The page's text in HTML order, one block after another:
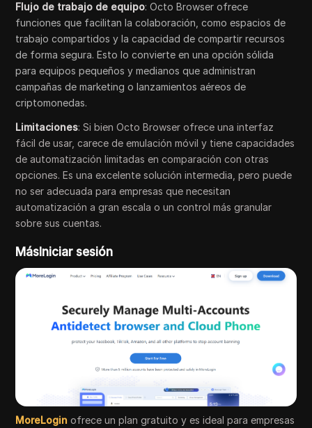
Flujo de trabajo de equipo: Octo Browser ofrece
funciones que facilitan la colaboración, como espacios de
trabajo compartidos y la capacidad de compartir recursos
de forma segura. Esto lo convierte en una opción sólida
para equipos pequeños y medianos que administran
campañas de marketing o lanzamientos aéreos de
criptomonedas.
Limitaciones: Si bien Octo Browser ofrece una interfaz
fácil de usar, carece de emulación móvil y tiene capacidades
de automatización limitadas en comparación con otras
opciones. Es una excelente solución intermedia, pero puede
no ser adecuada para empresas que necesitan
automatización a gran escala o un control más granular
sobre sus cuentas.
MásIniciar sesión
MoreLogin ofrece un plan gratuito y es ideal para empresas